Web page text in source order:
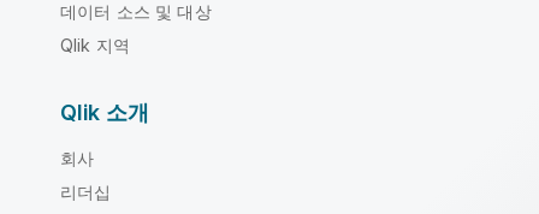
데이터 소스 및 대상
Qlik 지역
Qlik 소개
회사
리더십